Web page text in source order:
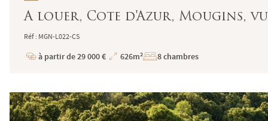
A louer, Cote d'Azur, Mougins,
Réf : MGN-L022-CS
Prix
à partir de 29 000 €
Superficie
626m² 8 chambres